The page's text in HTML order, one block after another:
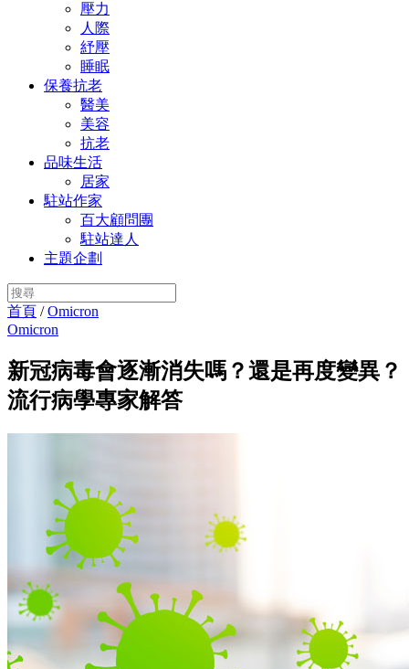
壓力
人際
紓壓
睡眠
保養抗老
醫美
美容
抗老
品味生活
居家
駐站作家
百大顧問團
駐站達人
主題企劃
首頁 /Omicron
Omicron
新冠病毒會逐漸消失嗎？還是再度變異？
流行病學專家解答